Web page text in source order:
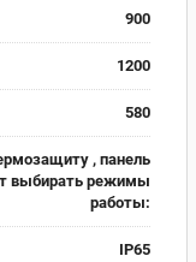
900
1200
580
, панель
выбирать режимы
работы:
IP65